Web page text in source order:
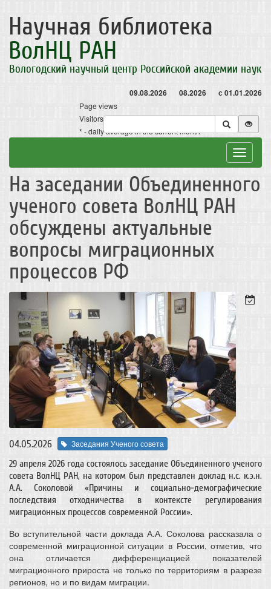
Научная библиотека
ВолНЦ РАН
Вологодский научный центр Российской академии наук
09.08.2026 08.2026 с 01.01.2026
Page views
Visitors
* - daily average in the current month
Toggle
На заседании Объединенного
ученого совета ВолНЦ РАН
обсуждены актуальные
вопросы миграционных
процессов РФ
04.05.2026 Заседания Ученого совета
29 апреля 2026 года состоялось заседание Объединенного ученого
совета ВолНЦ РАН, на котором был представлен доклад н.с. к.э.н.
А.А. Соколовой «Причины и социально-демографические
последствия отходничества в контексте регулирования
миграционных процессов современной России».
Во вступительной части доклада А.А. Соколова рассказала о
современной миграционной ситуации в России, отметив, что
она отличается дифференциацией показателей
миграционного прироста не только по территориям в разрезе
регионов, но и по видам миграции.